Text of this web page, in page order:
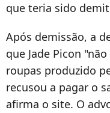
que teria sido
Após demissão, a
que Jade Picon
roupas produzido
recusou a pagar o
afirma o site. O